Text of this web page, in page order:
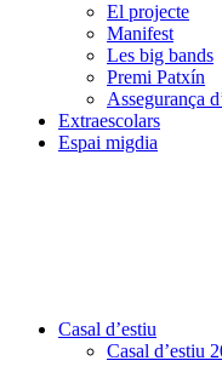
El projecte
Manifest
Les big bands
Premi Patxín
Assegurança
Extraescolars
Espai migdia
Casal d’estiu
Casal d’estiu